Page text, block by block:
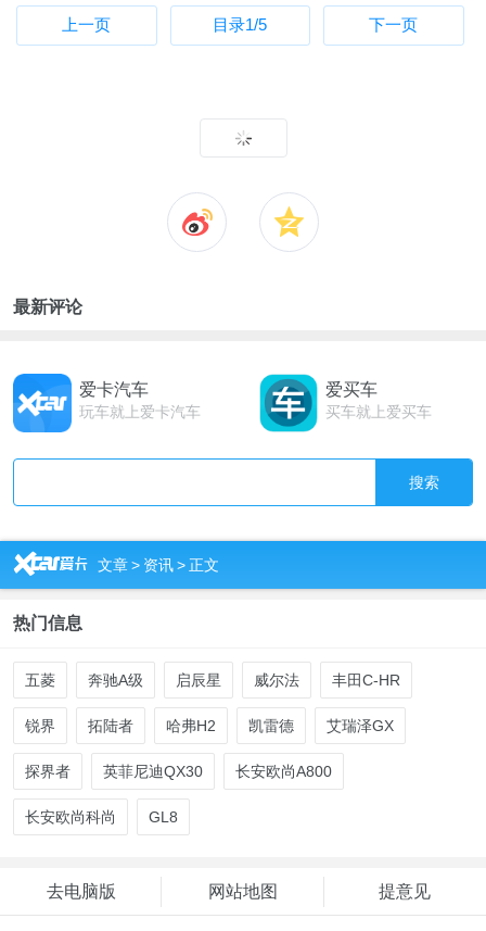
上一页 目录1/5 下一页
最新评论
爱卡汽车
玩车就上爱卡汽车
爱买车
买车就上爱买车
搜索
R 文章> 资讯>正文
热门信息
五菱 奔驰A级 启辰星 威尔法 丰田C-HR
锐界 拓陆者 哈弗H2 凯雷德 艾瑞泽GX
探界者 英菲尼迪QX30 长安欧尚A800
长安欧尚科尚 GL8
去电脑版 网站地图 提意见